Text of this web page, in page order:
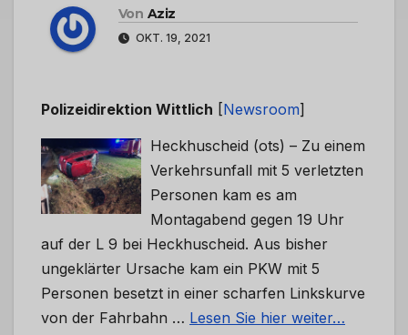
Von Aziz
OKT. 19, 2021
Polizeidirektion Wittlich [Newsroom]
Heckhuscheid (ots) – Zu einem
Verkehrsunfall mit 5 verletzten
Personen kam es am
Montagabend gegen 19 Uhr
auf der L 9 bei Heckhuscheid. Aus bisher
ungeklärter Ursache kam ein PKW mit 5
Personen besetzt in einer scharfen Linkskurve
von der Fahrbahn … Lesen Sie hier weiter…